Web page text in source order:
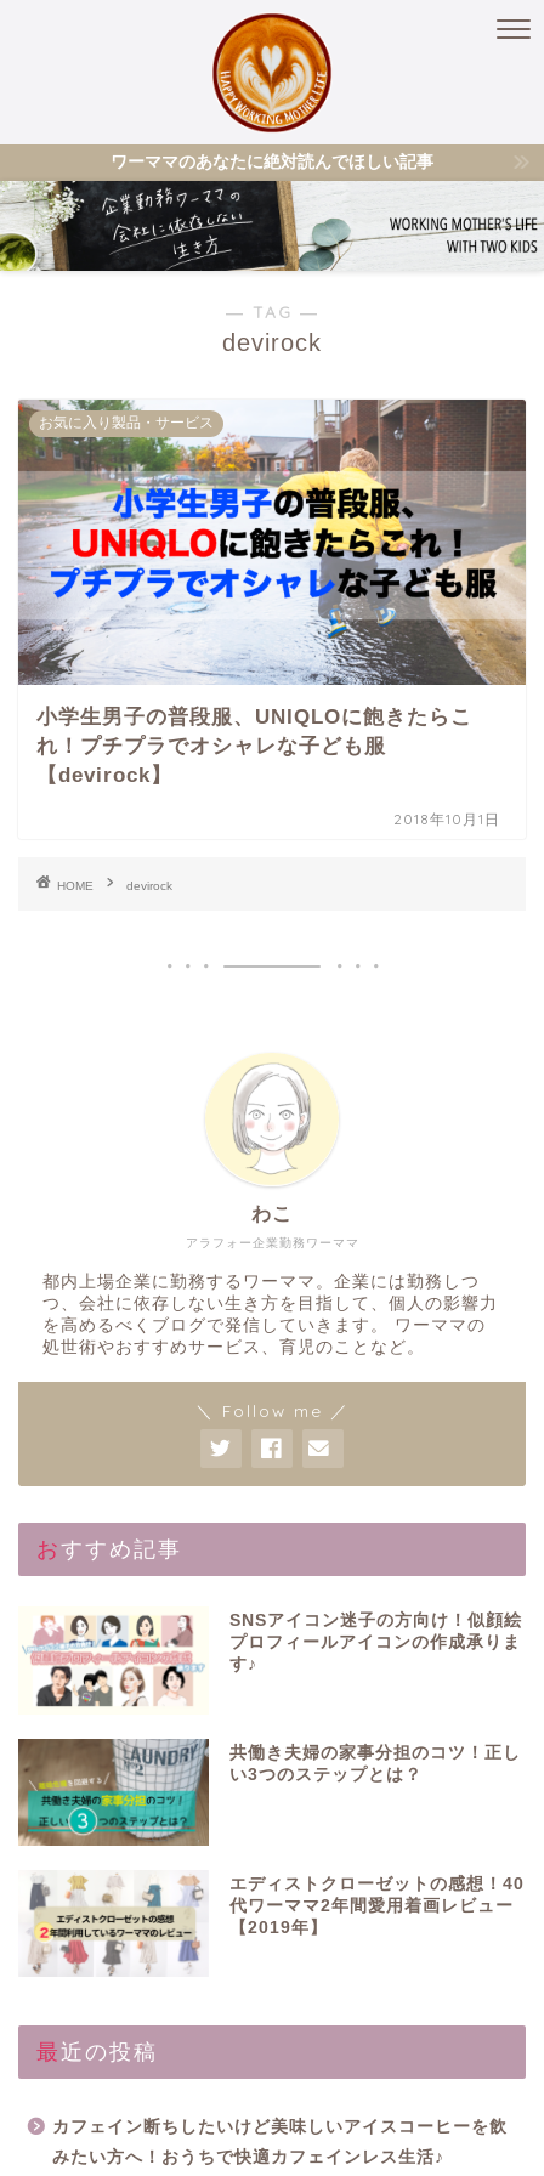
ワーママのあなたに絶対読んでほしい記事
― TAG ―
devirock
お気に入り製品・サービス
小学生男子の普段服、UNIQLOに飽きたらこ
れ！プチプラでオシャレな子ども服
【devirock】
2018年10月1日
HOME devirock
アラフォー企業勤務ワーママ
わこ
都内上場企業に勤務するワーママ。企業には勤務しつ
つ、会社に依存しない生き方を目指して、個人の影響力
を高めるべくブログで発信していきます。 ワーママの
処世術やおすすめサービス、育児のことなど。
＼ Follow me ／
おすすめ記事
SNSアイコン迷子の方向け！似顔絵
プロフィールアイコンの作成承りま
す♪
共働き夫婦の家事分担のコツ！正し
い3つのステップとは？
エディストクローゼットの感想！40
代ワーママ2年間愛用着画レビュー
【2019年】
最近の投稿
カフェイン断ちしたいけど美味しいアイスコーヒーを飲
みたい方へ！おうちで快適カフェインレス生活♪